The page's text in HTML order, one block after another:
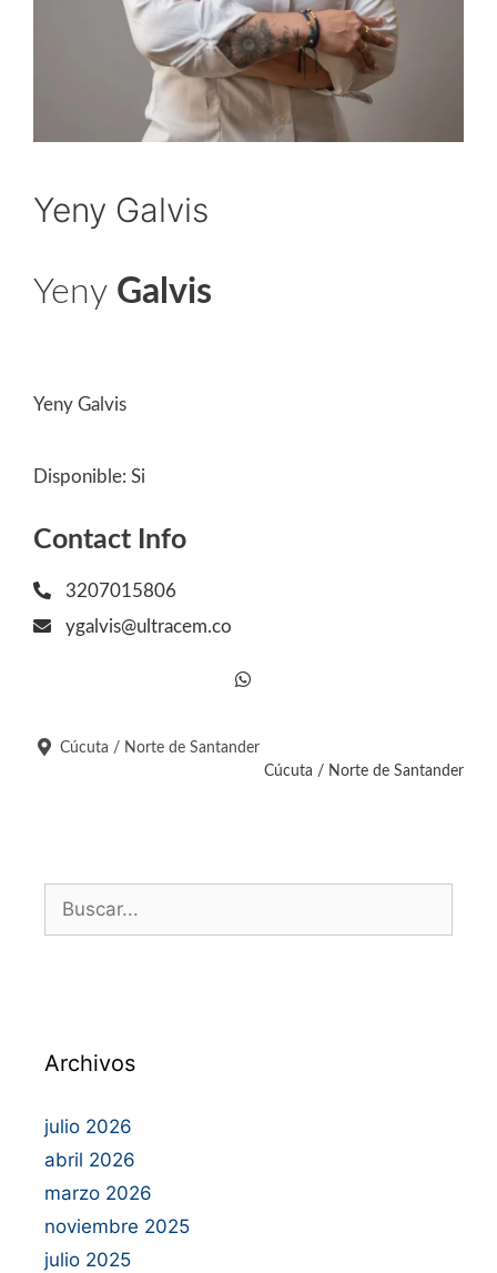
Yeny Galvis
Yeny Galvis
Yeny Galvis
Disponible: Si
Contact Info
3207015806
ygalvis@ultracem.co
Cúcuta / Norte de Santander
Cúcuta / Norte de Santander
Archivos
julio 2026
abril 2026
marzo 2026
noviembre 2025
julio 2025